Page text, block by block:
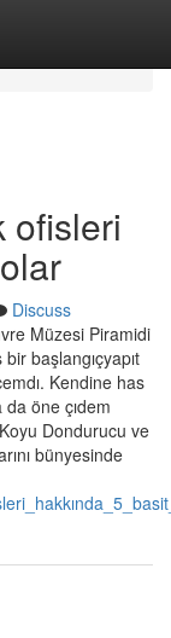
ofisleri
Discuss
Müzesi Piramidi
başlangıçyapıt
Kendine has
da öne çıdem
Dondurucu ve
bünyesinde